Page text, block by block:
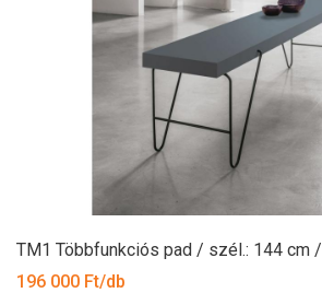
TM1 Többfunkciós pad / szél.: 144 cm /
196 000 Ft/db